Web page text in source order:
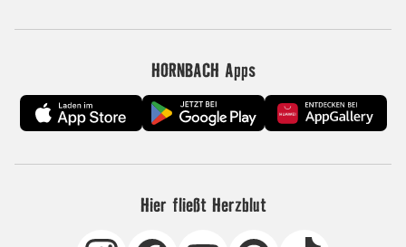
HORNBACH Apps
Hier fließt Herzblut